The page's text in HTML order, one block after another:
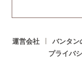
運営会社 バンタン
プライバ